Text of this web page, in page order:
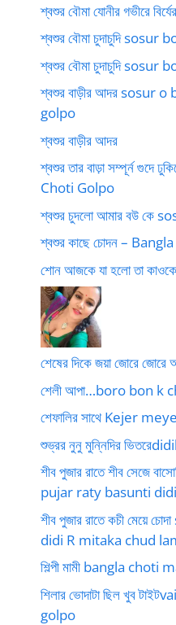
শ্বশুর বৌমা যোনীর গভীরে
শ্বশুর বৌমা চুদাচুদি
শ্বশুর বৌমা চুদাচুদি
শ্বশুর বাড়ীর আদর sosur
golpo
শ্বশুর বাড়ীর আদর
শ্বশুর তার বাড়া সম্পূর্ন গুদে
Choti Golpo
শ্বশুর চুদলো আমার বউ কে
শ্বশুর কাছে চোদন –
শোন আজকে যা হলো তা কাওকে
শেষের দিকে জয়া জোরে জোরে
শেলী আপা…boro bon k
শেফালির সাথে Kejer
শুভ্রর নুনু মুন্নিদির
শীব পুজার রাতে শীব সেজে
pujar raty basunti
শীব পুজার রাতে কচী মেয়ে
didi R mitaka chud
শিল্পী মামী bangla choti
শিলার ভোদাটা ছিল খুব
golpo